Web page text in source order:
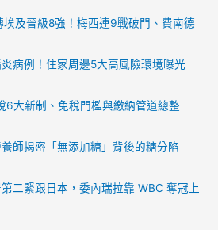
及晉級8強！梅西連9戰破門、費南德
病例！住家周邊5大高風險環境曝光
6大新制、免稅門檻與繳納管道總整
師揭密「無添加糖」背後的糖分陷
二緊跟日本，委內瑞拉靠 WBC 奪冠上